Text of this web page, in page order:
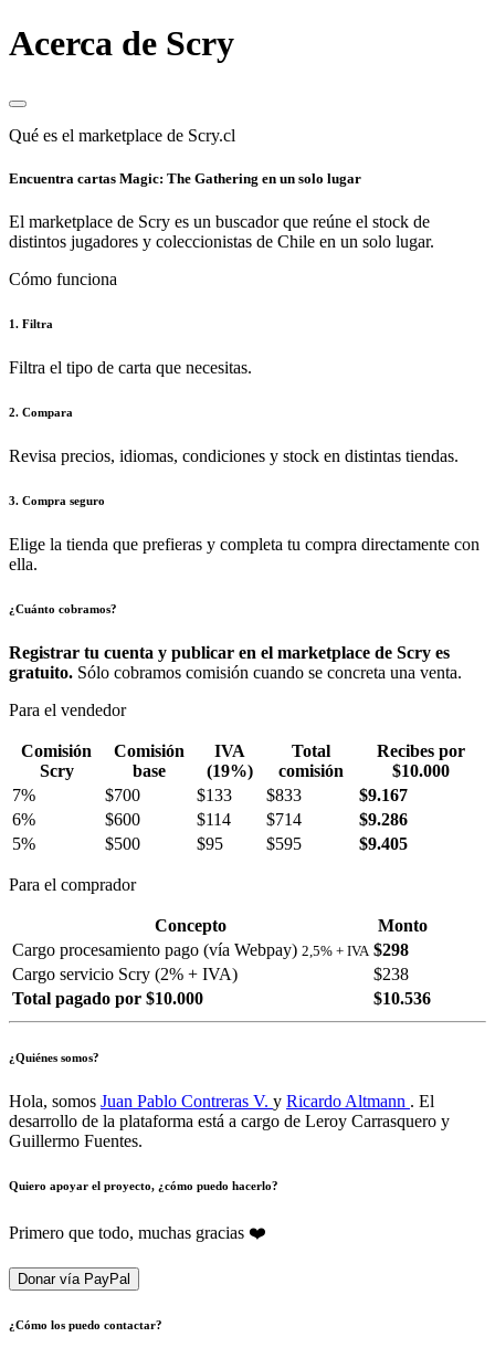
Acerca de Scry
Qué es el marketplace de Scry.cl
Encuentra cartas Magic: The Gathering en un solo lugar
El marketplace de Scry es un buscador que reúne el stock de
distintos jugadores y coleccionistas de Chile en un solo lugar.
Cómo funciona
1. Filtra
Filtra el tipo de carta que necesitas.
2. Compara
Revisa precios, idiomas, condiciones y stock en distintas tiendas.
3. Compra seguro
Elige la tienda que prefieras y completa tu compra directamente con
ella.
¿Cuánto cobramos?
Registrar tu cuenta y publicar en el marketplace de Scry es
gratuito. Sólo cobramos comisión cuando se concreta una venta.
Para el vendedor
Comisión
Scry
Comisión
base
IVA
(19%)
Total
comisión
Recibes por
$10.000
7%
$700 $133 $833
$9.167
6%
$600 $114 $714
$9.286
5%
$500 $95 $595 $9.405
Para el comprador
Concepto
Monto
Cargo procesamiento pago (vía Webpay) 2,5% + IVA $298
Cargo servicio Scry (2% + IVA)
$238
Total pagado por $10.000
$10.536
¿Quiénes somos?
Hola, somos Juan Pablo Contreras V. y Ricardo Altmann . El
desarrollo de la plataforma está a cargo de Leroy Carrasquero y
Guillermo Fuentes.
Quiero apoyar el proyecto, ¿cómo puedo hacerlo?
Primero que todo, muchas gracias ❤️
Donar vía PayPal
¿Cómo los puedo contactar?